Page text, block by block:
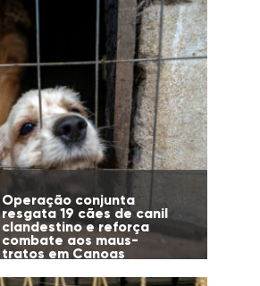
Operação conjunta
resgata 19 cães de canil
clandestino e reforça
combate aos maus-
tratos em Canoas